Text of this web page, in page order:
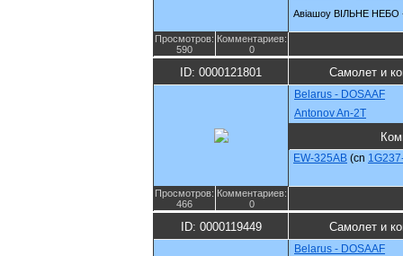
Авіашоу ВІЛЬНЕ НЕБО
Просмотров:
590
Комментариев:
0
ID: 0000121801 Самолет и
Belarus - DOSAAF
Antonov An-2T
EW-325AB (cn
Просмотров:
466
Комментариев:
0
ID: 0000119449 Самолет и
Belarus - DOSAAF